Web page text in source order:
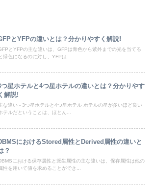
とYFPの違いとは？分かりやすく解説!
とYFPの主な違いは、GFPは青色から紫外までの光を当てる
緑色になるのに対し、YFPは...
つ星ホテルと4つ星ホテルの違いとは？分かりやす
解説!
な違い - 3つ星ホテルと4つ星ホテル ホテルの星が多いほど良い
テルだということは、ほとん...
におけるStored属性とDerived属性の違いと
？
における保存属性と派生属性の主な違いは、保存属性は他の
性を用いて値を求めることができ...